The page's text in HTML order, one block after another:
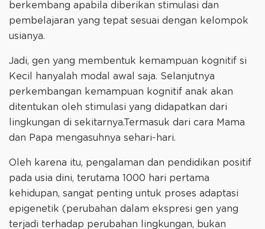
berkembang apabila diberikan stimulasi dan
pembelajaran yang tepat sesuai dengan kelompok
usianya.
Jadi, gen yang membentuk kemampuan kognitif si
Kecil hanyalah modal awal saja. Selanjutnya
perkembangan kemampuan kognitif anak akan
ditentukan oleh stimulasi yang didapatkan dari
lingkungan di sekitarnya.Termasuk dari cara Mama
dan Papa mengasuhnya sehari-hari.
Oleh karena itu, pengalaman dan pendidikan positif
pada usia dini, terutama 1000 hari pertama
kehidupan, sangat penting untuk proses adaptasi
epigenetik (perubahan dalam ekspresi gen yang
terjadi terhadap perubahan lingkungan, bukan